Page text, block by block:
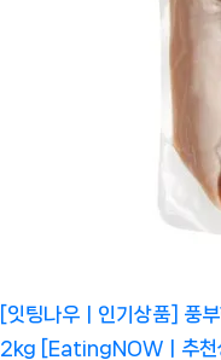
[잇팅나우ㅣ인기상품] 풍
2kg [EatingNOWㅣ추천